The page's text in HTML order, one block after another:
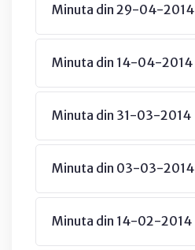
Minuta din 29-04-2014
Minuta din 14-04-2014
Minuta din 31-03-2014
Minuta din 03-03-2014
Minuta din 14-02-2014